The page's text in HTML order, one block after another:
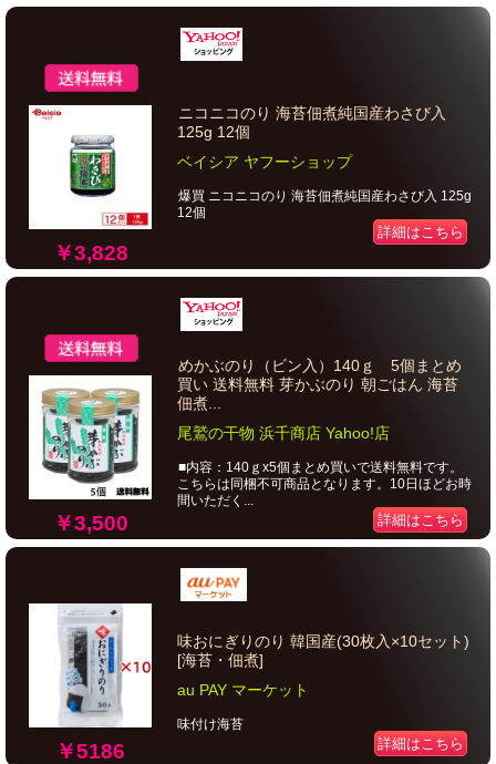
￥3,828
ニコニコのり 海苔佃煮純国産わさび入
125g 12個
ベイシア ヤフーショップ
爆買 ニコニコのり 海苔佃煮純国産わさび入 125g
12個
詳細はこちら
￥3,500
めかぶのり（ビン入）140ｇ 5個まとめ
買い 送料無料 芽かぶのり 朝ごはん 海苔
佃煮...
尾鷲の干物 浜千商店 Yahoo!店
■内容：140ｇx5個まとめ買いで送料無料です。
こちらは同梱不可商品となります。10日ほどお時
間いただく...
詳細はこちら
￥5186
味おにぎりのり 韓国産(30枚入×10セット)
[海苔・佃煮]
au PAY マーケット
味付け海苔
詳細はこちら